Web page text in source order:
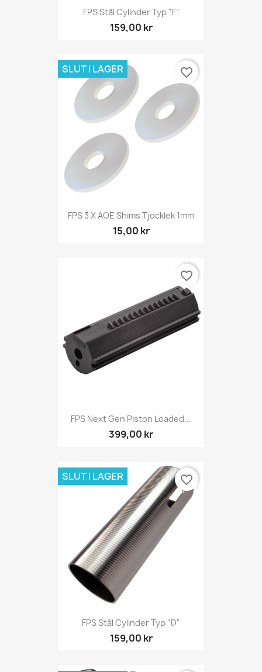
FPS Stål Cylinder Typ "F"
159,00 kr
FPS 3 X AOE Shims Tjocklek 1mm
15,00 kr
SLUT I LAGER favorite_border
FPS Next Gen Piston Loaded...
399,00 kr
favorite_border
FPS Stål Cylinder Typ "D"
159,00 kr
SLUT I LAGER favorite_border